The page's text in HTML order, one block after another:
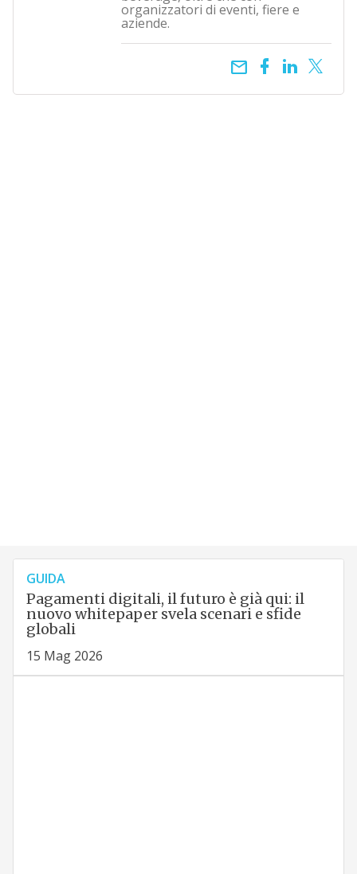
organizzatori di eventi, fiere e
aziende.
email
GUIDA
Pagamenti digitali, il futuro è già qui: il
nuovo whitepaper svela scenari e sfide
globali
15 Mag 2026